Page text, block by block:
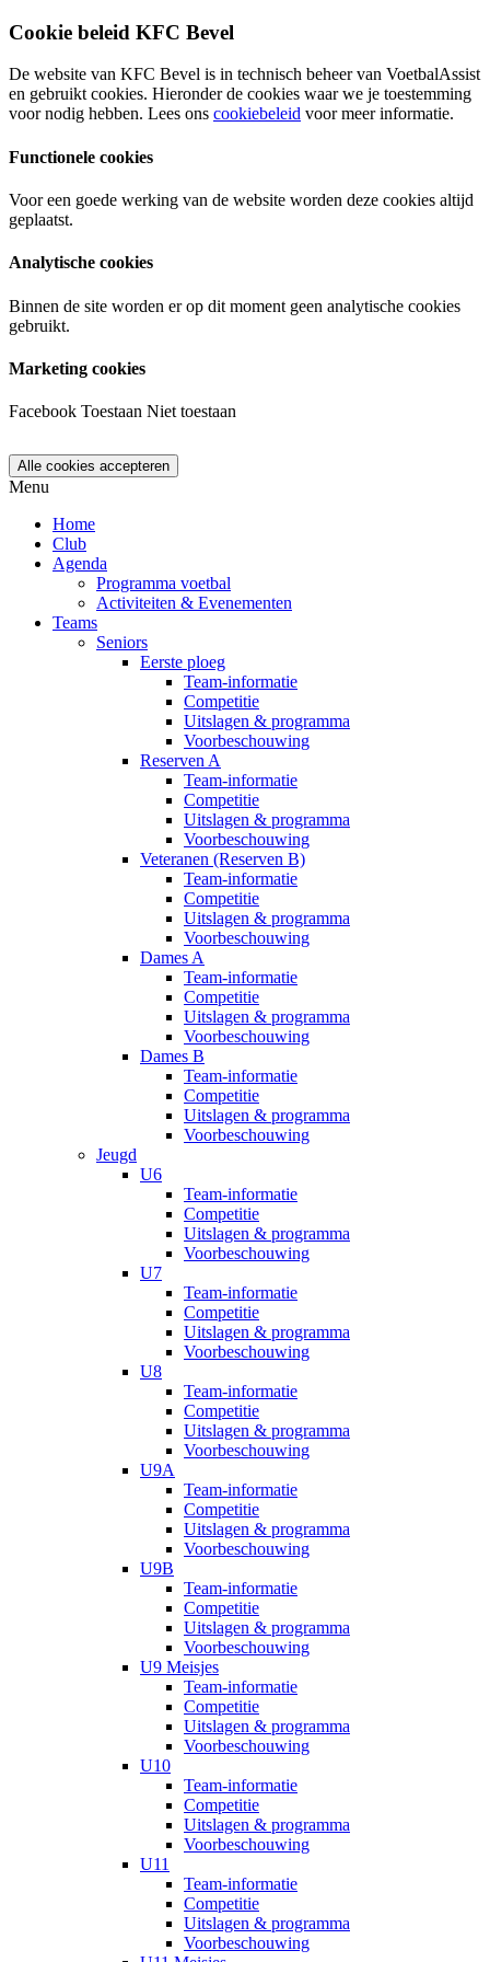
Cookie beleid KFC Bevel
De website van KFC Bevel is in technisch beheer van VoetbalAssist
en gebruikt cookies. Hieronder de cookies waar we je toestemming
voor nodig hebben. Lees ons cookiebeleid voor meer informatie.
Functionele cookies
Voor een goede werking van de website worden deze cookies altijd
geplaatst.
Analytische cookies
Binnen de site worden er op dit moment geen analytische cookies
gebruikt.
Marketing cookies
Facebook Toestaan Niet toestaan
Menu
Home
Club
Agenda
Programma voetbal
Activiteiten & Evenementen
Teams
Seniors
Eerste ploeg
Team-informatie
Competitie
Uitslagen & programma
Voorbeschouwing
Reserven A
Team-informatie
Competitie
Uitslagen & programma
Voorbeschouwing
Veteranen (Reserven B)
Team-informatie
Competitie
Uitslagen & programma
Voorbeschouwing
Dames A
Team-informatie
Competitie
Uitslagen & programma
Voorbeschouwing
Dames B
Team-informatie
Competitie
Uitslagen & programma
Voorbeschouwing
Jeugd
U6
Team-informatie
Competitie
Uitslagen & programma
Voorbeschouwing
U7
Team-informatie
Competitie
Uitslagen & programma
Voorbeschouwing
U8
Team-informatie
Competitie
Uitslagen & programma
Voorbeschouwing
U9A
Team-informatie
Competitie
Uitslagen & programma
Voorbeschouwing
U9B
Team-informatie
Competitie
Uitslagen & programma
Voorbeschouwing
U9 Meisjes
Team-informatie
Competitie
Uitslagen & programma
Voorbeschouwing
U10
Team-informatie
Competitie
Uitslagen & programma
Voorbeschouwing
U11
Team-informatie
Competitie
Uitslagen & programma
Voorbeschouwing